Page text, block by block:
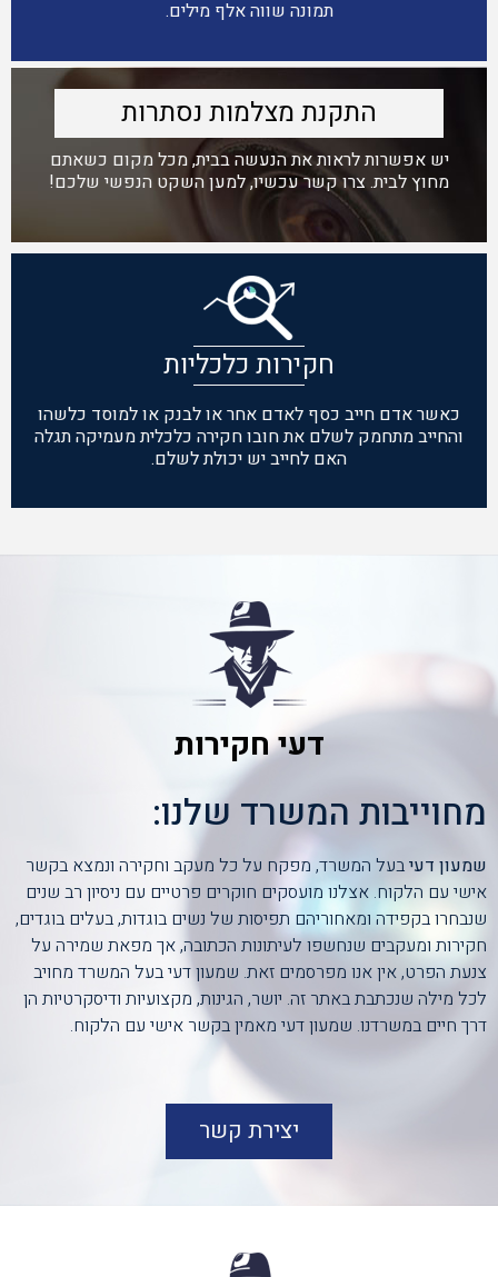
חקירות כלכליות
כאשר אדם חייב כסף לאדם אחר או לבנק או למוסד כלשהו
והחייב מתחמק לשלם את חובו חקירה כלכלית מעמיקה תגלה
האם לחייב יש יכולת לשלם.
התקנת מצלמות נסתרות
יש אפשרות לראות את הנעשה בבית, מכל מקום כשאתם
מחוץ לבית. צרו קשר עכשיו, למען השקט הנפשי שלכם!
תמונה שווה אלף מילים.
דעי חקירות
מחוייבות המשרד שלנו:
שמעון דעיבעל המשרד, מפקח על כל מעקב וחקירה ונמצא בקשר
אישי עם הלקוח. אצלנו מועסקים חוקרים פרטיים עם ניסיון רב שנים
שנבחרו בקפידה ומאחוריהם תפיסות של נשים בוגדות, בעלים בוגדים,
חקירות ומעקבים שנחשפו לעיתונות הכתובה, אך מפאת שמירה על
צנעת הפרט, אין אנו מפרסמים זאת. שמעון דעי בעל המשרד מחויב
לכל מילה שנכתבת באתר זה. יושר, הגינות, מקצועיות ודיסקרטיות הן
דרך חיים במשרדנו. שמעון דעי מאמין בקשר אישי עם הלקוח.
יצירת קשר